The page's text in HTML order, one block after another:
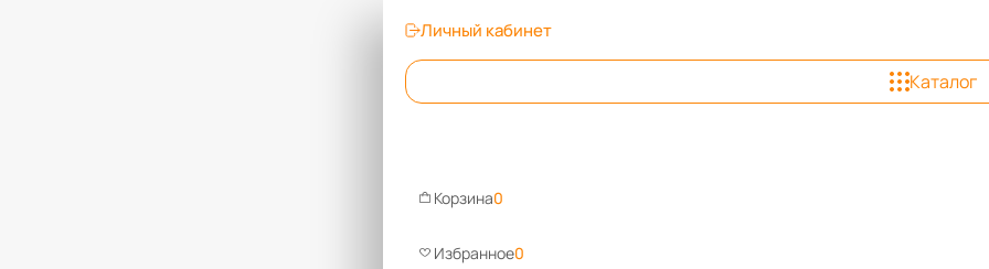
Личный кабинет
Каталог
Корзина0
Избранное0